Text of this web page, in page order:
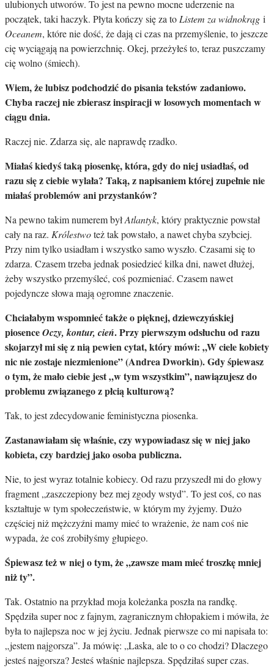
ulubionych utworów. To jest na pewno mocne uderzenie na
początek, taki haczyk. Płyta kończy się za to Listem za widnokrąg i
Oceanem, które nie dość, że dają ci czas na przemyślenie, to jeszcze
cię wyciągają na powierzchnię. Okej, przeżyłeś to, teraz puszczamy
cię wolno (śmiech).
Wiem, że lubisz podchodzić do pisania tekstów zadaniowo.
Chyba raczej nie zbierasz inspiracji w losowych momentach w
ciągu dnia.
Raczej nie. Zdarza się, ale naprawdę rzadko.
Miałaś kiedyś taką piosenkę, która, gdy do niej usiadłaś, od
razu się z ciebie wylała? Taką, z napisaniem której zupełnie nie
miałaś problemów ani przystanków?
Na pewno takim numerem byłAtlantyk, który praktycznie powstał
cały na raz. Królestwoteż tak powstało, a nawet chyba szybciej.
Przy nim tylko usiadłam i wszystko samo wyszło. Czasami się to
zdarza. Czasem trzeba jednak posiedzieć kilka dni, nawet dłużej,
żeby wszystko przemyśleć, coś pozmieniać. Czasem nawet
pojedyncze słowa mają ogromne znaczenie.
Chciałabym wspomnieć także o pięknej, dziewczyńskiej
piosenceOczy, kontur, cień. Przy pierwszym odsłuchu od razu
skojarzył mi się z nią pewien cytat, który mówi: „W ciele kobiety
nic nie zostaje niezmienione” (Andrea Dworkin). Gdy śpiewasz
o tym, że mało ciebie jest „w tym wszystkim”, nawiązujesz do
problemu związanego z płcią kulturową?
Tak, to jest zdecydowanie feministyczna piosenka.
Zastanawiałam się właśnie, czy wypowiadasz się w niej jako
kobieta, czy bardziej jako osoba publiczna.
Nie, to jest wyraz totalnie kobiecy. Od razu przyszedł mi do głowy
fragment „zaszczepiony bez mej zgody wstyd”. To jest coś, co nas
kształtuje w tym społeczeństwie, w którym my żyjemy. Dużo
częściej niż mężczyźni mamy mieć to wrażenie, że nam coś nie
wypada, że coś zrobiłyśmy głupiego.
Śpiewasz też w niej o tym, że „zawsze mam mieć troszkę mniej
niż ty”.
Tak. Ostatnio na przykład moja koleżanka poszła na randkę.
Spędziła super noc z fajnym, zagranicznym chłopakiem i mówiła, że
była to najlepsza noc w jej życiu. Jednak pierwsze co mi napisała to:
„jestem najgorsza”. Ja mówię: „Laska, ale to o co chodzi? Dlaczego
jesteś najgorsza? Jesteś właśnie najlepsza. Spędziłaś super czas.